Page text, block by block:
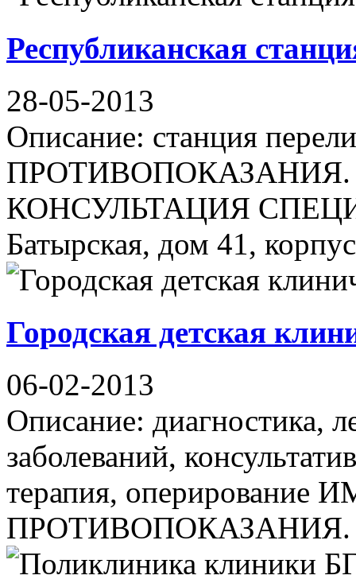
Рес­пуб­ли­кан­ская
28-05-2013
Описание: станция
КОНСУЛЬТАЦИЯ
Батырская, дом 41,
Городская детская
06-02-2013
Описание: диагностика,
заболеваний,
терапия,